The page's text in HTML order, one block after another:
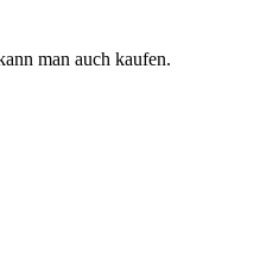
man auch kaufen.